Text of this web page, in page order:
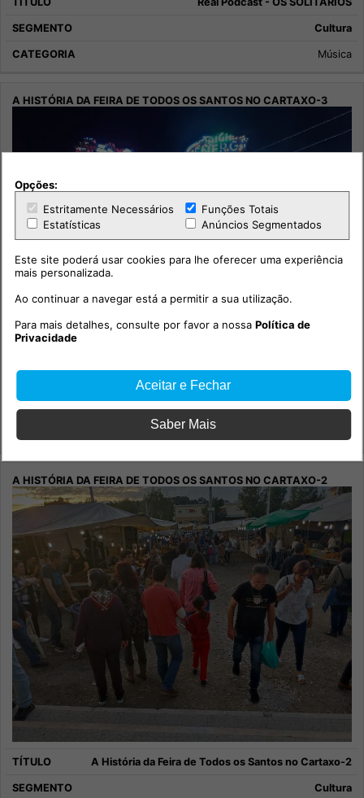
Cultura
Música
A História da Feira de Todos os Santos no Cartaxo-3
Cultura
Tempo e Modos
A História da Feira de Todos os Santos no Cartaxo-2
Cultura
Opções:
Estritamente Necessários
Funções Totais
Estatísticas
Anúncios Segmentados
Este site poderá usar cookies para lhe oferecer uma experiência
mais personalizada.
Ao continuar a navegar está a permitir a sua utilização.
Para mais detalhes, consulte por favor a nossaPolítica de
Privacidade
Aceitar e Fechar
Saber Mais